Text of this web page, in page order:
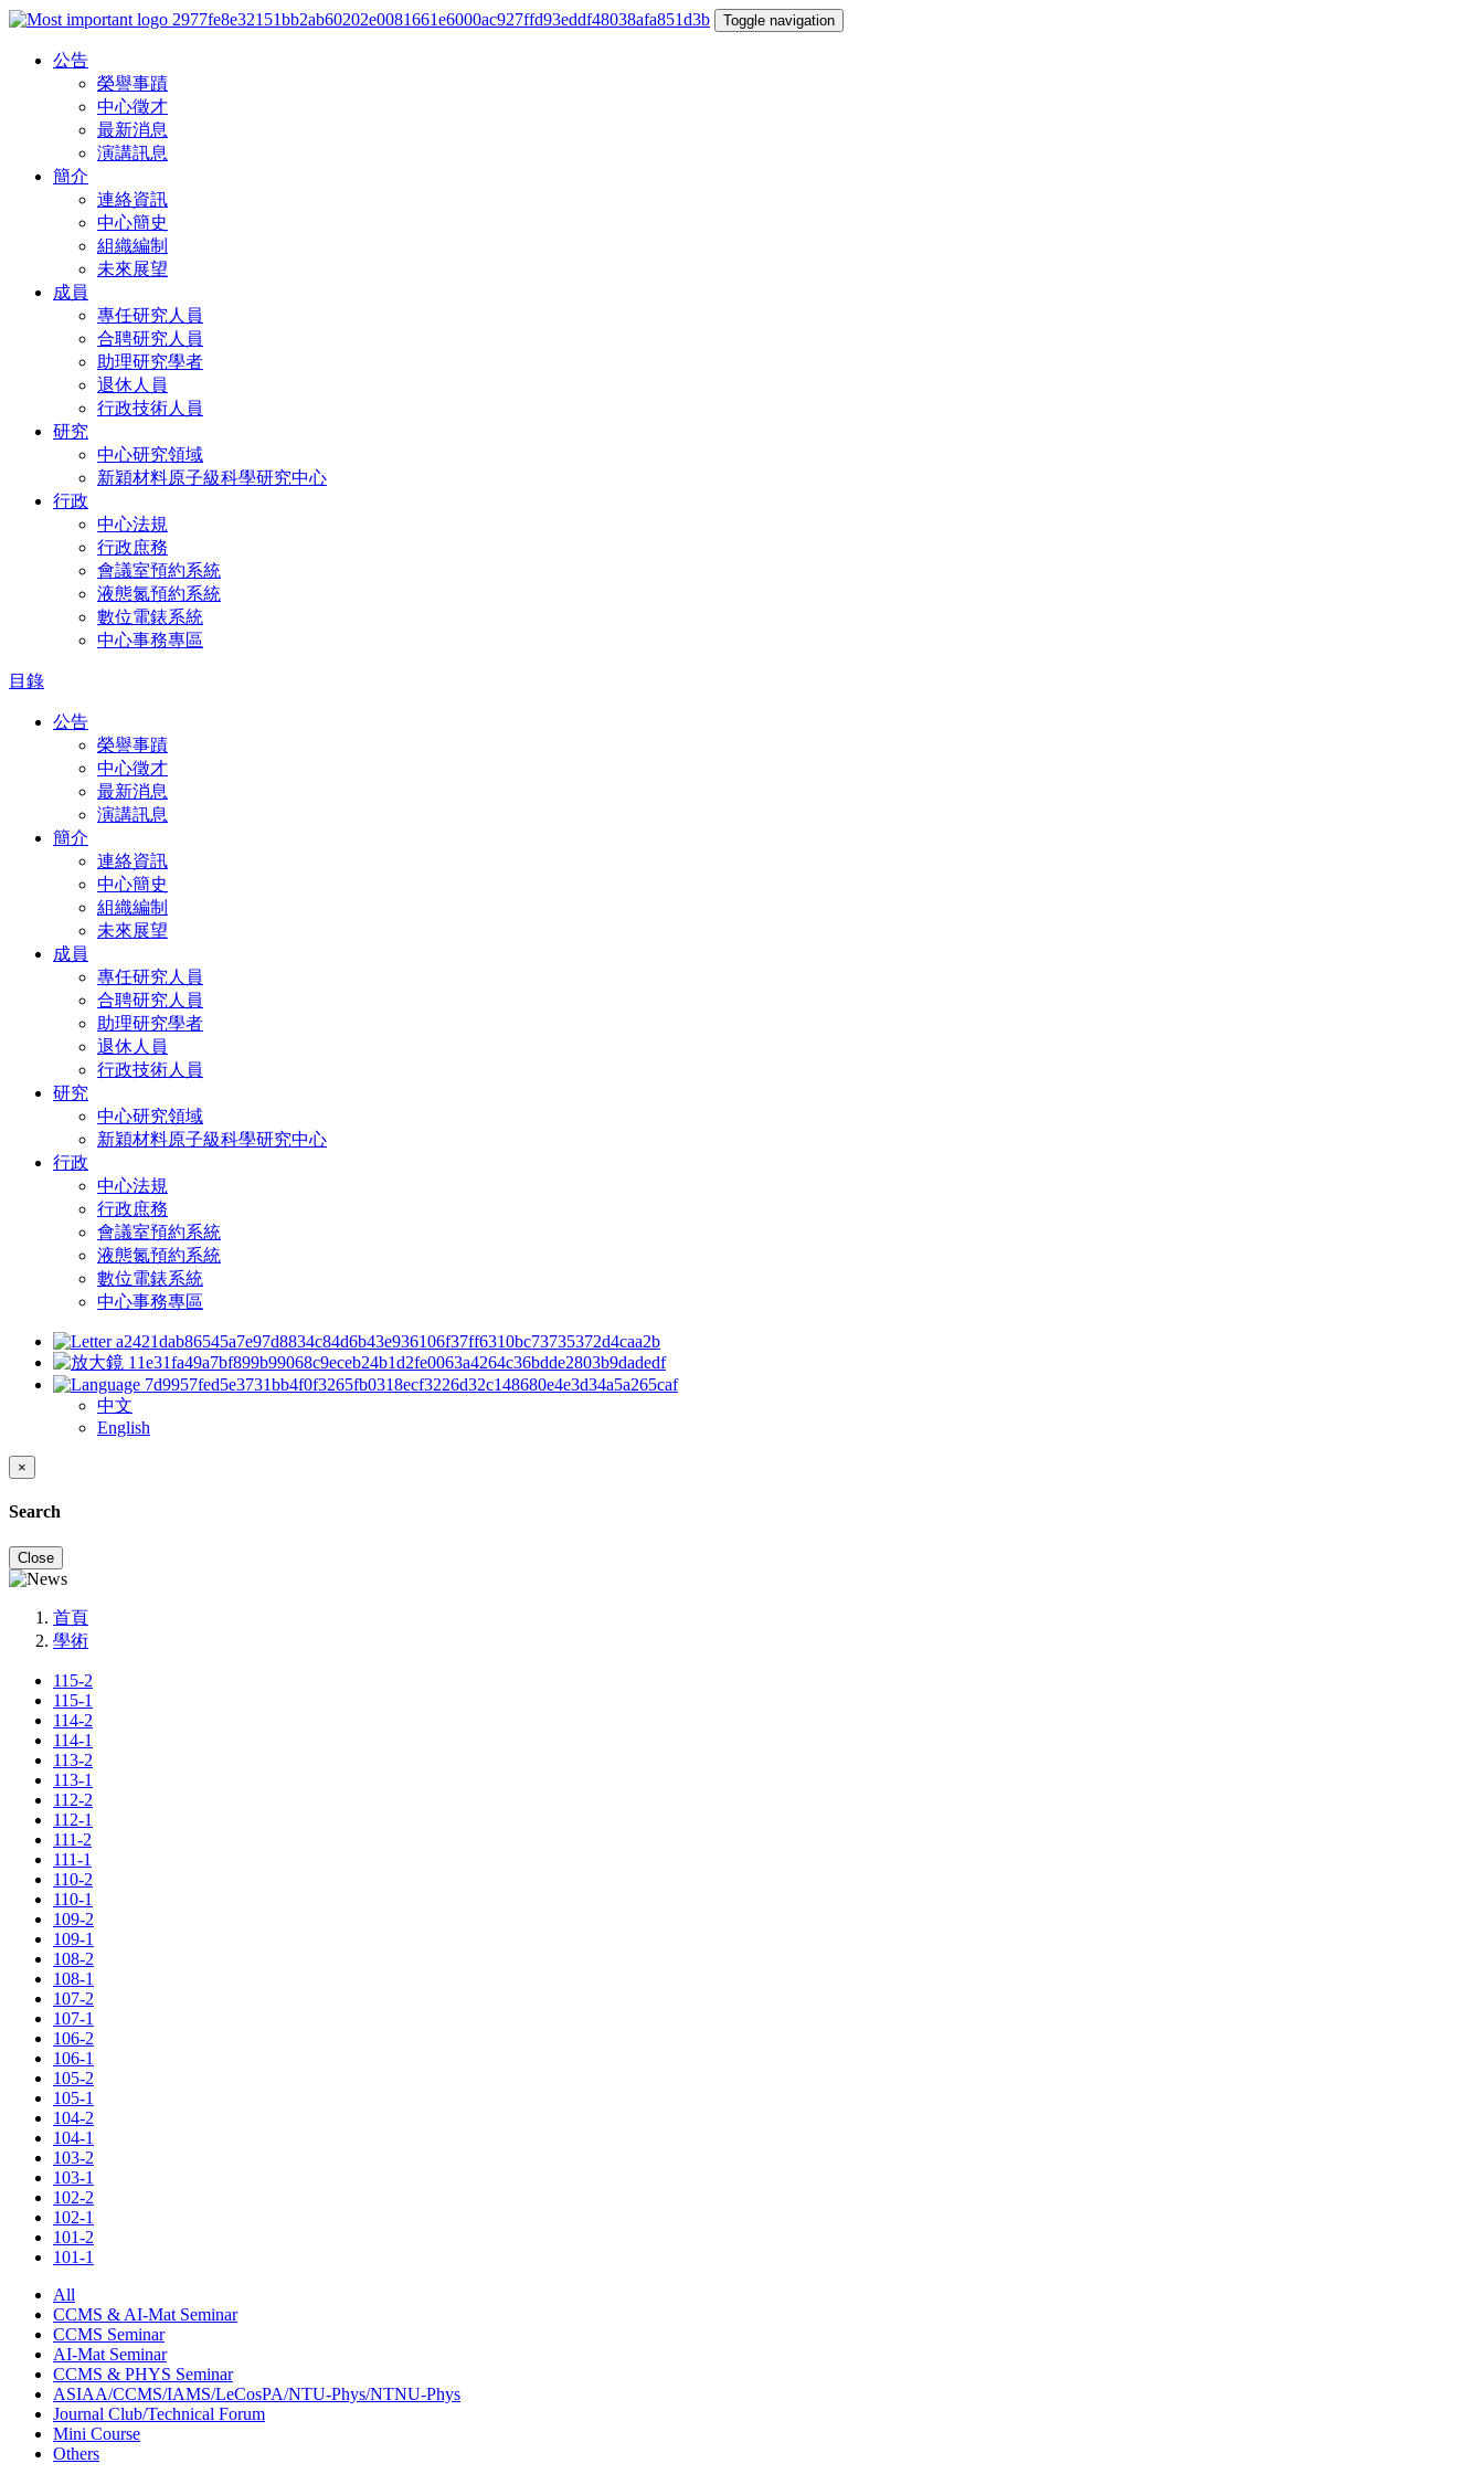
Toggle navigation
公告
榮譽事蹟
中心徵才
最新消息
演講訊息
簡介
連絡資訊
中心簡史
組織編制
未來展望
成員
專任研究人員
合聘研究人員
助理研究學者
退休人員
行政技術人員
研究
中心研究領域
新穎材料原子級科學研究中心
行政
中心法規
行政庶務
會議室預約系統
液態氮預約系統
數位電錶系統
中心事務專區
目錄
公告
榮譽事蹟
中心徵才
最新消息
演講訊息
簡介
連絡資訊
中心簡史
組織編制
未來展望
成員
專任研究人員
合聘研究人員
助理研究學者
退休人員
行政技術人員
研究
中心研究領域
新穎材料原子級科學研究中心
行政
中心法規
行政庶務
會議室預約系統
液態氮預約系統
數位電錶系統
中心事務專區
中文
English
×
Search
Close
首頁
學術
115-2
115-1
114-2
114-1
113-2
113-1
112-2
112-1
111-2
111-1
110-2
110-1
109-2
109-1
108-2
108-1
107-2
107-1
106-2
106-1
105-2
105-1
104-2
104-1
103-2
103-1
102-2
102-1
101-2
101-1
All
CCMS & AI-Mat Seminar
CCMS Seminar
AI-Mat Seminar
CCMS & PHYS Seminar
ASIAA/CCMS/IAMS/LeCosPA/NTU-Phys/NTNU-Phys
Journal Club/Technical Forum
Mini Course
Others